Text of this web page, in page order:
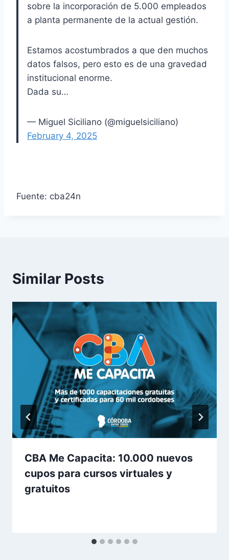
sobre la incorporación de 5.000 empleados
a planta permanente de la actual gestión.
Estamos acostumbrados a que den muchos
datos falsos, pero esto es de una gravedad
institucional enorme.
Dada su…
— Miguel Siciliano (@miguelsiciliano)
February 4, 2025
Fuente: cba24n
Similar Posts
CBA Me Capacita: 10.000 nuevos
cupos para cursos virtuales y
gratuitos